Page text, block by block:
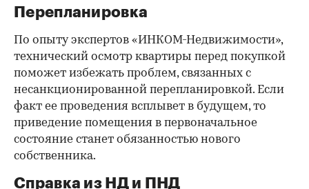
Перепланировка
По опыту экспертов «ИНКОМ-Недвижимости»,
технический осмотр квартиры перед покупкой
поможет избежать проблем, связанных с
несанкционированной перепланировкой. Если
факт ее проведения всплывет в будущем, то
приведение помещения в первоначальное
состояние станет обязанностью нового
собственника.
Справка из НД и ПНД